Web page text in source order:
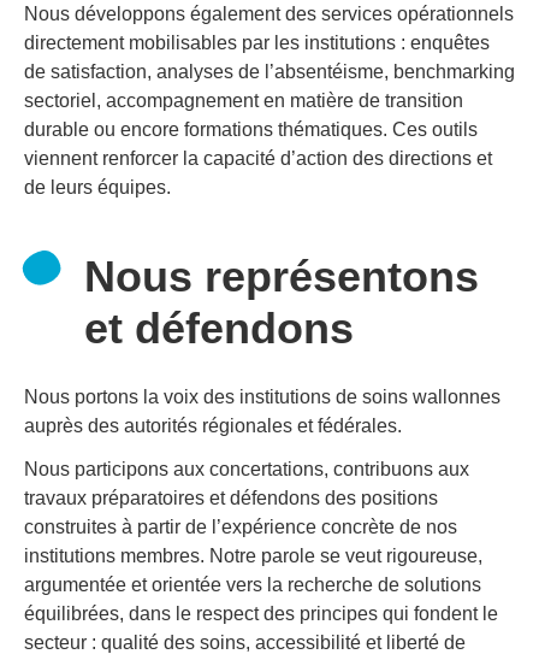
Nous développons également des services opérationnels
directement mobilisables par les institutions : enquêtes
de satisfaction, analyses de l’absentéisme, benchmarking
sectoriel, accompagnement en matière de transition
durable ou encore formations thématiques. Ces outils
viennent renforcer la capacité d’action des directions et
de leurs équipes.
Nous représentons
et défendons
Nous portons la voix des institutions de soins wallonnes
auprès des autorités régionales et fédérales.
Nous participons aux concertations, contribuons aux
travaux préparatoires et défendons des positions
construites à partir de l’expérience concrète de nos
institutions membres. Notre parole se veut rigoureuse,
argumentée et orientée vers la recherche de solutions
équilibrées, dans le respect des principes qui fondent le
secteur : qualité des soins, accessibilité et liberté de